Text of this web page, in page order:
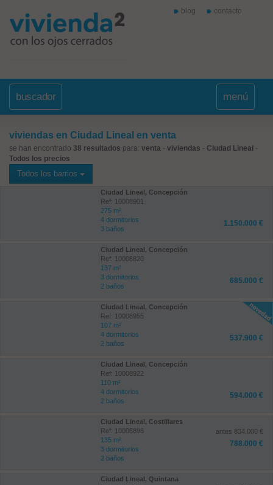
blog contacto
buscador menú
viviendas en Ciudad Lineal en venta
se han encontrado 38 resultados para: venta - viviendas - Ciudad Lineal -
Todos los precios
Todos los barrios
Ciudad Lineal, Concepción
Ref: 10008901
275 m²
4 dormitorios
3 baños
1.150.000 €
Ciudad Lineal, Concepción
Ref: 10008820
137 m²
3 dormitorios
2 baños
685.000 €
Ciudad Lineal, Concepción
Ref: 10008955
107 m²
4 dormitorios
2 baños
537.900 €
Ciudad Lineal, Concepción
Ref: 10008922
110 m²
4 dormitorios
2 baños
594.000 €
Ciudad Lineal, Costillares
Ref: 10008896
135 m²
3 dormitorios
2 baños
antes 834.000 €
788.000 €
Ciudad Lineal, Quintana